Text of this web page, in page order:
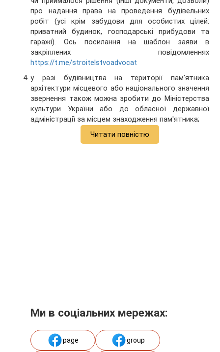
про надання права на проведення будівельних
робіт (усі крім забудови для особистих цілей:
приватний будинок, господарські прибудови та
гаражі). Ось посилання на шаблон заяви в
закріплених повідомленнях
https://t.me/stroitelstvoadvocat
у разі будівництва на території пам'ятника
архітектури місцевого або національного значення
звернення також можна зробити до Міністерства
культури України або до обласної державної
адміністрації за місцем знаходження пам'ятника;
Читати повністю
Ми в соціальних мережах:
page group